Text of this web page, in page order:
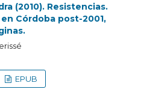
(2010). Resistencias.
Córdoba post-2001,
EPUB